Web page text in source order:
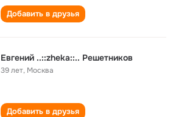
Добавить в друзья
Евгений ..::zheka::.. Решетников
39 лет, Москва
Добавить в друзья